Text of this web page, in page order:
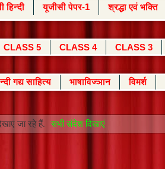
हिन्दी यूजीसी पेपर-1 श्रद्धा एवं भक्ति
CLASS 5 CLASS 4 CLASS 3
गद्य साहित्य भाषाविज्ञान विमर्श
जा रहे हैं. सभी संदेश दिखाएं